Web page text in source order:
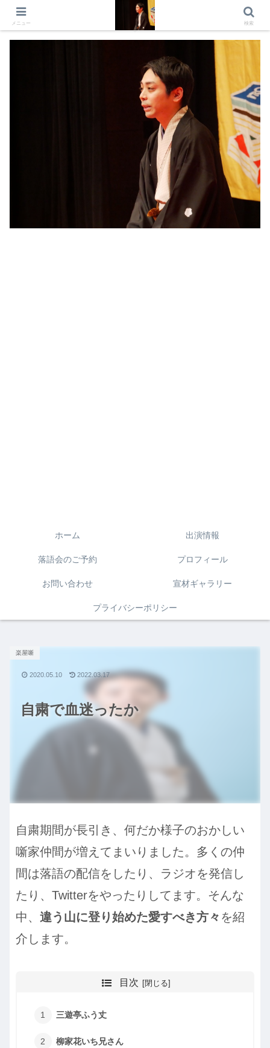
出演情報 出演依頼 日記 プロフィール
ホーム 出演情報
落語会のご予約 プロフィール
お問い合わせ 宣材ギャラリー
プライバシーポリシー
自粛で血迷ったか
楽屋噺
2020.05.10 2022.03.17
自粛期間が長引き、何だか様子のおかしい
噺家仲間が増えてまいりました。多くの仲
間は落語の配信をしたり、ラジオを発信し
たり、Twitterをやったりしてます。そんな
中、 違う山に登り始めた愛すべき方々 を紹
介します。
目次
三遊亭ふう丈
柳家花いち兄さん
メニュー 検索